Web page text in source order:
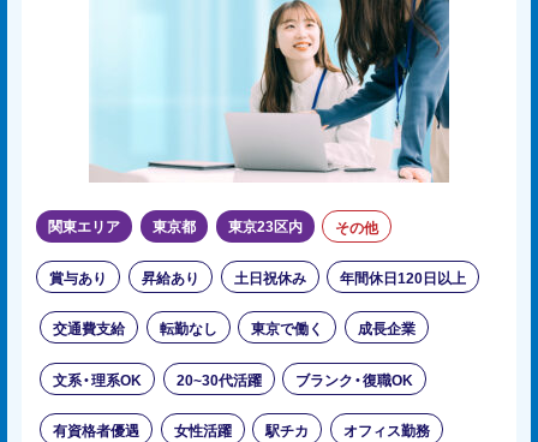
関東エリア 東京都 東京23区内 その他
賞与あり 昇給あり 土日祝休み 年間休日120日以上
交通費支給 転勤なし 東京で働く 成長企業
文系・理系OK 20~30代活躍 ブランク・復職OK
有資格者優遇 女性活躍 駅チカ オフィス勤務